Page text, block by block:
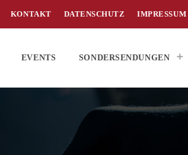
KONTAKT DATENSCHUTZ IMPRESSUM
EVENTS SONDERSENDUNGEN